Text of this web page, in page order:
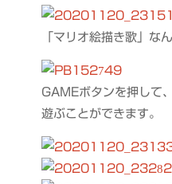
「マリオ絵描き歌」な
GAMEボタンを押して
遊ぶことができます。